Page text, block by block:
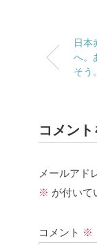
日本
へ。
そう
コメン
メールアド
※ が付いて
コメント ※